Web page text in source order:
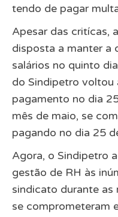
tendo de pagar
Apesar das critícas,
disposta a manter a
salários no quinto
do Sindipetro voltou
pagamento no dia
mês de maio, se
pagando no dia 25
Agora, o Sindipetro
gestão de RH às
sindicato durante as
se comprometeram